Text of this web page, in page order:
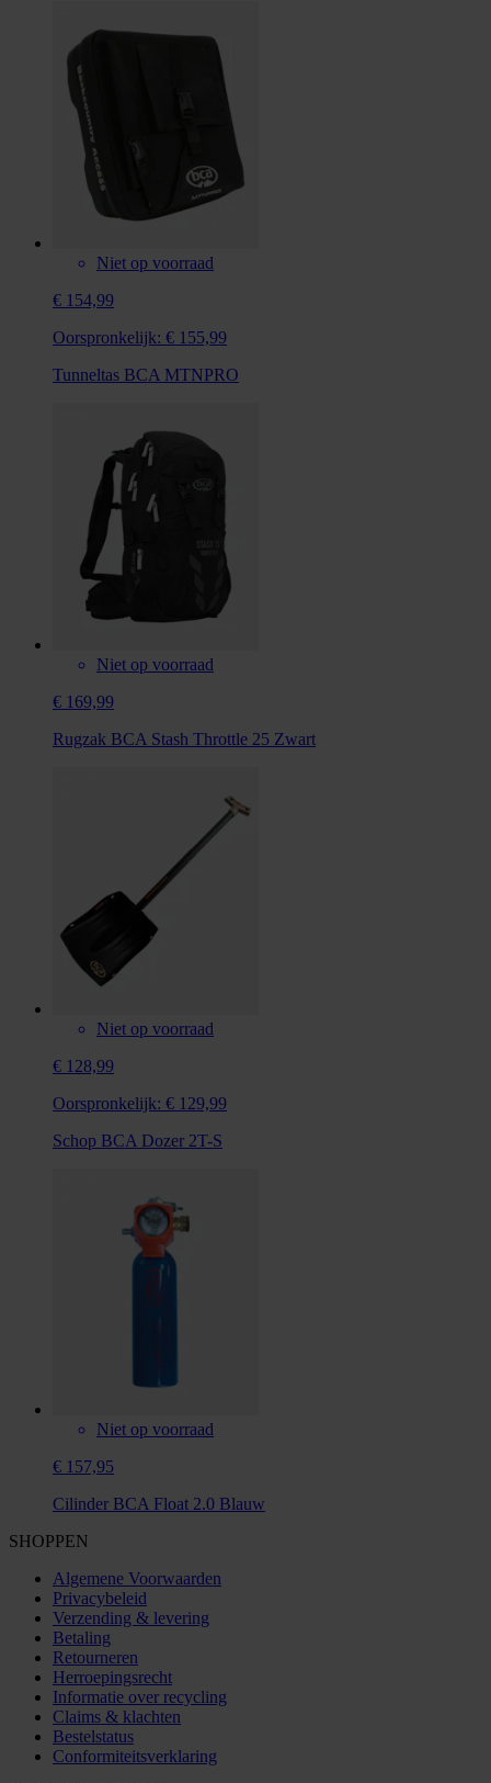
Niet op voorraad
€ 154,99
Oorspronkelijk: € 155,99
Tunneltas BCA MTNPRO
Niet op voorraad
€ 169,99
Rugzak BCA Stash Throttle 25 Zwart
Niet op voorraad
€ 128,99
Oorspronkelijk: € 129,99
Schop BCA Dozer 2T-S
Niet op voorraad
€ 157,95
Cilinder BCA Float 2.0 Blauw
SHOPPEN
Algemene Voorwaarden
Privacybeleid
Verzending & levering
Betaling
Retourneren
Herroepingsrecht
Informatie over recycling
Claims & klachten
Bestelstatus
Conformiteitsverklaring